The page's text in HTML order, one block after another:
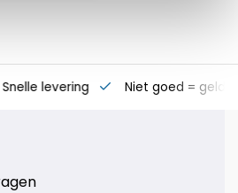
Snelle levering Niet goed = geld